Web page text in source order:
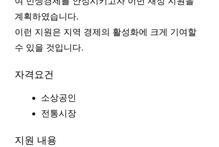
계획하였습니다.
이런 지원은 지역 경제의 활성화에 크게 기여할
수 있을 것입니다.
자격요건
소상공인
전통시장
지원 내용